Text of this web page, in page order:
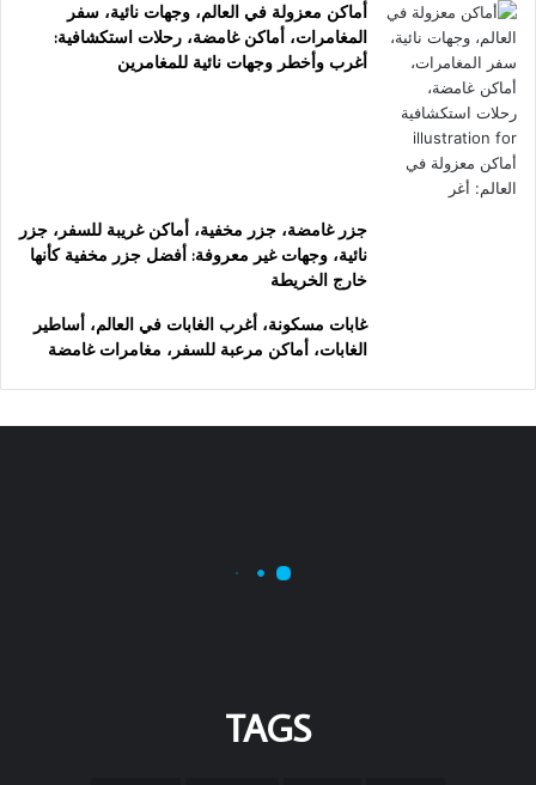
أماكن معزولة في العالم، وجهات نائية، سفر
المغامرات، أماكن غامضة، رحلات استكشافية:
أغرب وأخطر وجهات نائية للمغامرين
جزر غامضة، جزر مخفية، أماكن غريبة للسفر، جزر
نائية، وجهات غير معروفة: أفضل جزر مخفية كأنها
خارج الخريطة
غابات مسكونة، أغرب الغابات في العالم، أساطير
الغابات، أماكن مرعبة للسفر، مغامرات غامضة
TAGS